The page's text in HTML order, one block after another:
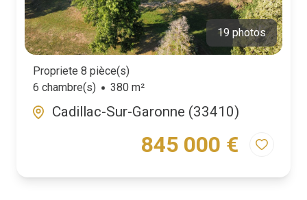
19 photos
Propriete 8 pièce(s)
6 chambre(s)
380 m²
Cadillac-Sur-Garonne (33410)
845 000 €